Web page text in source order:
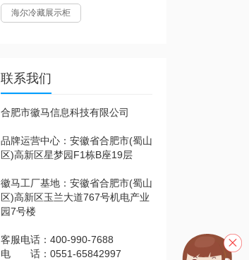
海尔冷藏展示柜
联系我们
合肥市徽马信息科技有限公司
品牌运营中心：安徽省合肥市(蜀山
区)高新区星梦园F1栋B座19层
徽马工厂基地：安徽省合肥市(蜀山
区)高新区玉兰大道767号机电产业
园7号楼
客服电话：400-990-7688
电 话：0551-65842997